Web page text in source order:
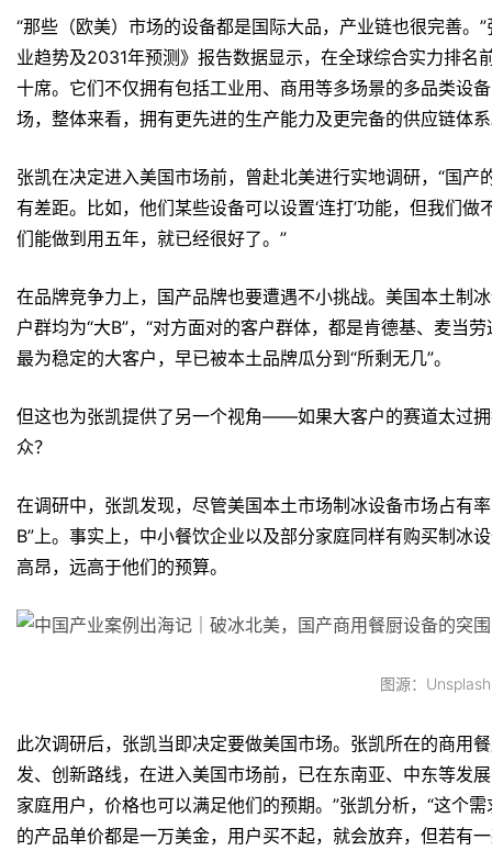
“那些（欧美）市场的设备都是国际大品，产业链也很完善
业趋势及2031年预测》报告数据显示，在全球综合实力排名
十席。它们不仅拥有包括工业用、商用等多场景的多品类设
场，整体来看，拥有更先进的生产能力及更完备的供应链体
张凯在决定进入美国市场前，曾赴北美进行实地调研，“国
有差距。比如，他们某些设备可以设置‘连打’功能，但我们
们能做到用五年，就已经很好了。”
在品牌竞争力上，国产品牌也要遭遇不小挑战。美国本土制
户群均为“大B”，“对方面对的客户群体，都是肯德基、麦当
最为稳定的大客户，早已被本土品牌瓜分到“所剩无几”。
但这也为张凯提供了另一个视角——如果大客户的赛道太过
众？
在调研中，张凯发现，尽管美国本土市场制冰设备市场占有
B”上。事实上，中小餐饮企业以及部分家庭同样有购买制冰
高昂，远高于他们的预算。
图源：Unsplash
此次调研后，张凯当即决定要做美国市场。张凯所在的商用
发、创新路线，在进入美国市场前，已在东南亚、中东等发
家庭用户，价格也可以满足他们的预期。”张凯分析，“这个
的产品单价都是一万美金，用户买不起，就会放弃，但若有